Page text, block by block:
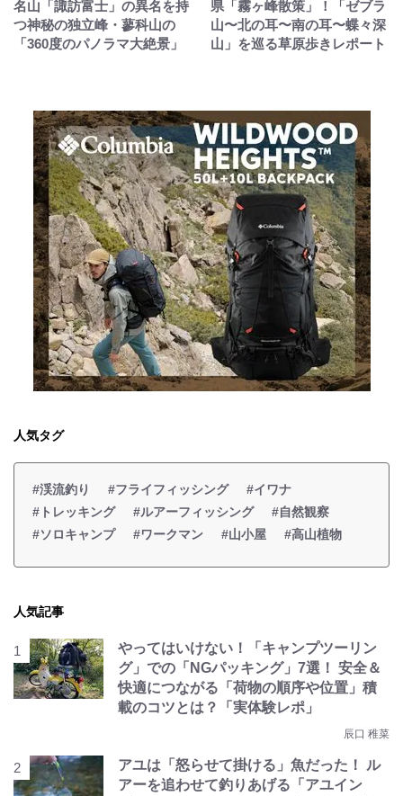
名山「諏訪富士」の異名を持
つ神秘の独立峰・蓼科山の
「360度のパノラマ大絶景」
県「霧ヶ峰散策」！「ゼブラ
山〜北の耳〜南の耳〜蝶々深
山」を巡る草原歩きレポート
人気タグ
#渓流釣り #フライフィッシング
#イワナ
#トレッキング
#ルアーフィッシング
#自然観察
#ソロキャンプ
#ワークマン #山小屋 #高山植物
人気記事
やってはいけない！「キャンプツーリン
グ」での「NGパッキング」7選！ 安全＆
快適につながる「荷物の順序や位置」積
載のコツとは？「実体験レポ」
辰口 稚菜
アユは「怒らせて掛ける」魚だった！ ル
アーを追わせて釣りあげる「アユイン